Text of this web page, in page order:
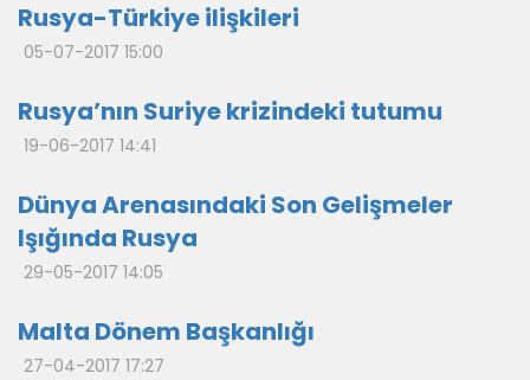
Rusya-Türkiye ilişkileri
05-07-2017 15:00
Rusya’nın Suriye krizindeki tutumu
19-06-2017 14:41
Dünya Arenasındaki Son Gelişmeler
Işığında Rusya
29-05-2017 14:05
Malta Dönem Başkanlığı
27-04-2017 17:27